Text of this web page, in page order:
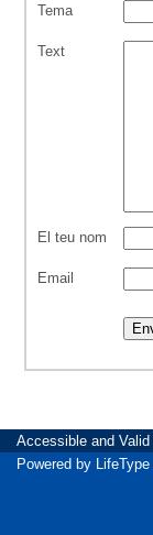
Tema
Text
El teu nom
Email
Accessible and Valid
Powered by LifeType